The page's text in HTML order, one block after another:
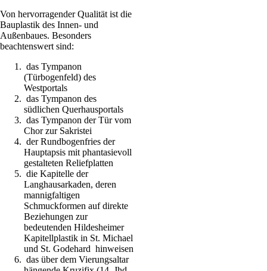
Von hervorragender Qualität ist die
Bauplastik des Innen- und
Außenbaues. Besonders
beachtenswert sind:
das Tympanon
(Türbogenfeld) des
Westportals
das Tympanon des
südlichen Querhausportals
das Tympanon der Tür vom
Chor zur Sakristei
der Rundbogenfries der
Hauptapsis mit phantasievoll
gestalteten Reliefplatten
die Kapitelle der
Langhausarkaden, deren
mannigfaltigen
Schmuckformen auf direkte
Beziehungen zur
bedeutenden Hildesheimer
Kapitellplastik in St. Michael
und St. Godehard hinweisen
das über dem Vierungsaltar